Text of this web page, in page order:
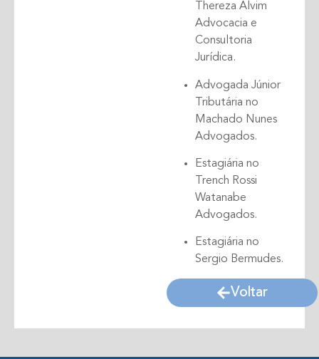
Thereza Alvim
Advocacia e
Consultoria
Jurídica.
Advogada Júnior
Tributária no
Machado Nunes
Advogados.
Estagiária no
Trench Rossi
Watanabe
Advogados.
Estagiária no
Sergio Bermudes.
Voltar